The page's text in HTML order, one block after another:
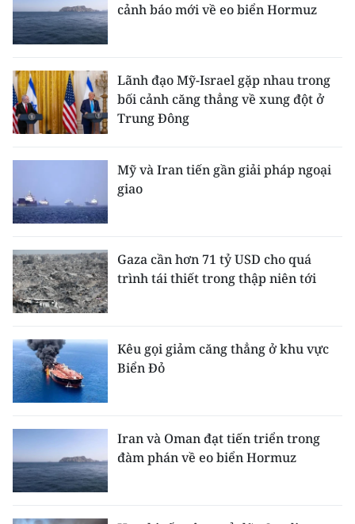
한국어
cảnh báo mới về eo biển Hormuz
Lãnh đạo Mỹ-Israel gặp nhau trong
bối cảnh căng thẳng về xung đột ở
Trung Đông
Mỹ và Iran tiến gần giải pháp ngoại
giao
Gaza cần hơn 71 tỷ USD cho quá
trình tái thiết trong thập niên tới
Kêu gọi giảm căng thẳng ở khu vực
Biển Đỏ
Iran và Oman đạt tiến triển trong
đàm phán về eo biển Hormuz